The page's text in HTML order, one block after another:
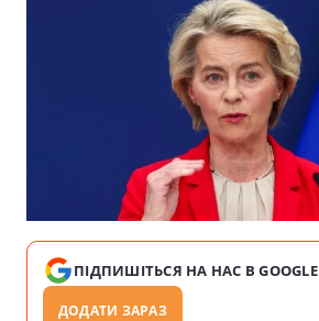
ПІДПИШІТЬСЯ НА НАС В GOOGLE
ДОДАТИ ЗАРАЗ